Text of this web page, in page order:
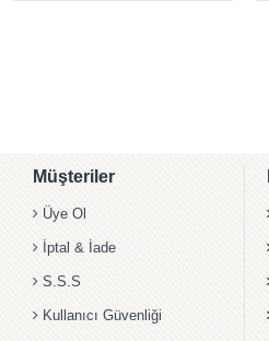
Müşteriler
Üye Ol
İptal & İade
S.S.S
Kullanıcı Güvenliği